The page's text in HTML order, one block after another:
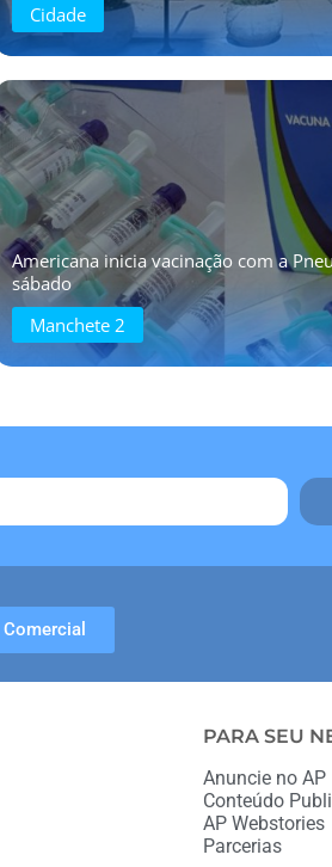
Cidade
Americana inicia vacinação com a
sábado
Manchete 2
Comercial
PARA SEU
Anuncie no AP
Conteúdo
AP Webstories
Parcerias